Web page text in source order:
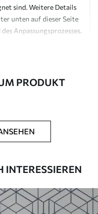
sind. Weitere Details
unten auf dieser Seite
Anpassungsprozesses.
geliefert.
werden.
Lackbeschichtung
PRODUKT
INTERESSIEREN